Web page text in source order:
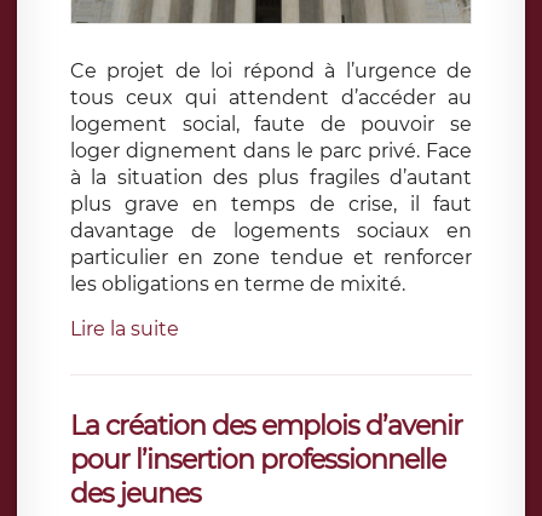
Ce projet de loi répond à l’urgence de
tous ceux qui attendent d’accéder au
logement social, faute de pouvoir se
loger dignement dans le parc privé. Face
à la situation des plus fragiles d’autant
plus grave en temps de crise, il faut
davantage de logements sociaux en
particulier en zone tendue et renforcer
les obligations en terme de mixité.
Lire la suite
La création des emplois d’avenir
pour l’insertion professionnelle
des jeunes